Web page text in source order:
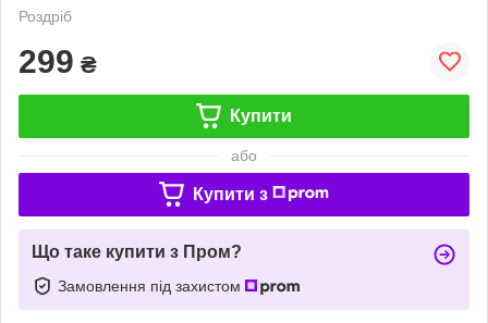
Роздріб
299 ₴
Купити
або
Купити з
Що таке купити з Пром?
Замовлення під захистом